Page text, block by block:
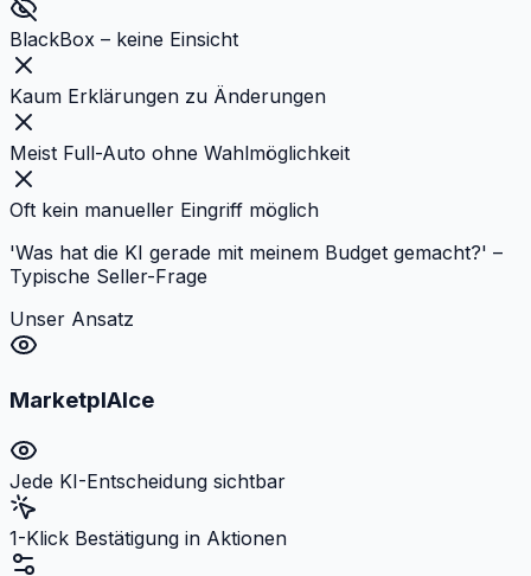
BlackBox – keine Einsicht
Kaum Erklärungen zu Änderungen
Meist Full-Auto ohne Wahlmöglichkeit
Oft kein manueller Eingriff möglich
'Was hat die KI gerade mit meinem Budget gemacht?' –
Typische Seller-Frage
Unser Ansatz
MarketplAIce
Jede KI-Entscheidung sichtbar
1-Klick Bestätigung in Aktionen